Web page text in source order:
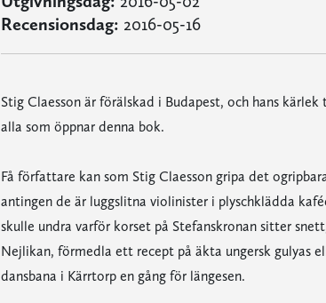
Recensionsdag: 2016-05-16
Stig Claesson är förälskad i Budapest, och hans
alla som öppnar denna bok.
Få författare kan som Stig Claesson gripa det
antingen de är luggslitna violinister i plyschklädda
skulle undra varför korset på Stefanskronan sitter
Nejlikan, förmedla ett recept på äkta ungersk gulyas
dansbana i Kärrtorp en gång för längesen.